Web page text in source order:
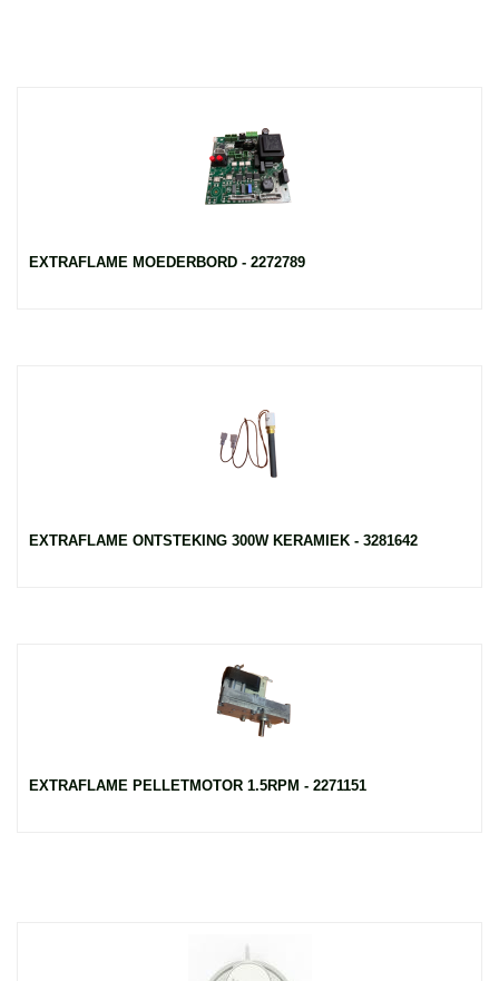
EXTRAFLAME MOEDERBORD - 2272789
EXTRAFLAME ONTSTEKING 300W KERAMIEK - 3281642
EXTRAFLAME PELLETMOTOR 1.5RPM - 2271151